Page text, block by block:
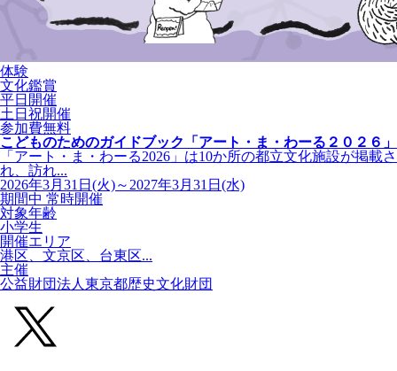
体験
文化鑑賞
平日開催
土日祝開催
参加費無料
こどものためのガイドブック「アート・ま・わーる２０２６」
「アート・ま・わーる2026」は10か所の都立文化施設が掲載さ
れ、訪れ...
2026年3月31日(火)～2027年3月31日(水)
期間中 常時開催
対象年齢
小学生
開催エリア
港区、文京区、台東区...
主催
公益財団法人東京都歴史文化財団